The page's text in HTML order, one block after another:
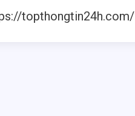
topthongtin24h.com/